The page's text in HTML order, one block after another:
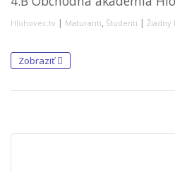
Hlohovec.tv | Maturanti, Študenti | Žiadny
Zobraziť